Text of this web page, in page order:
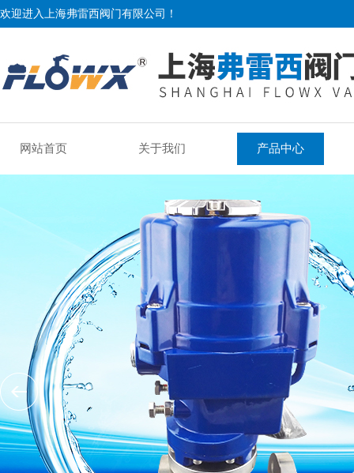
欢迎进入上海弗雷西阀门有限公司！
网站首页 关于我们 产品中心